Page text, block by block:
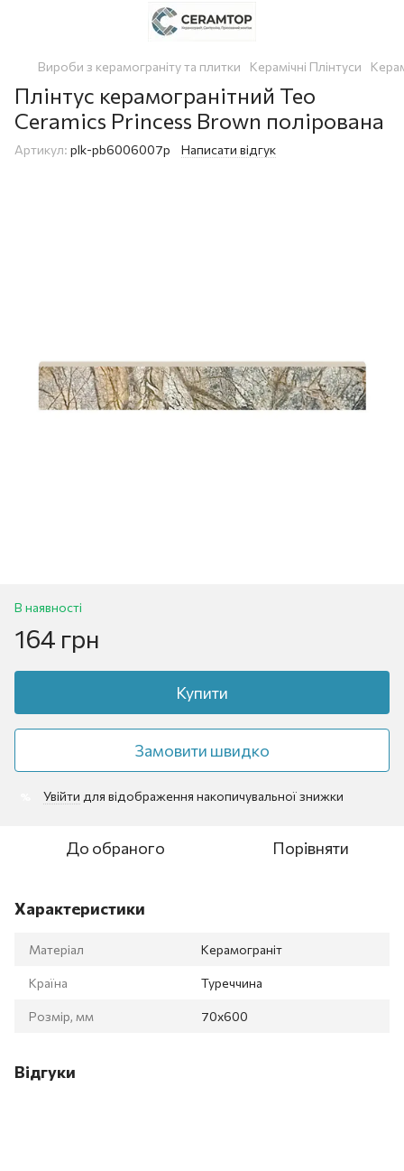
Вироби з керамограніту та плитки Керамічні Плінтуси
Плінтус керамогранітний Teo
Ceramics Princess Brown полірована
Артикул: plk-pb6006007p Написати відгук
В наявності
164 грн
Купити
Замовити швидко
Увійти для відображення накопичувальної знижки
До обраного Порівняти
Характеристики
Матеріал Керамограніт
Країна Туреччина
Розмір, мм 70x600
Відгуки